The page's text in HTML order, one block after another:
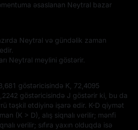
əsaslanan Neytral bazar
Neytral və gündəlik zaman
Neytral meylini göstərir.
göstəricisində K, 72,4095
göstəricisində J göstərir ki, bu da
təşkil etdiyinə işarə edir. K-D qiymət
(K > D), alış siqnalı verilir; mənfi
verilir; sıfıra yaxın olduqda isə